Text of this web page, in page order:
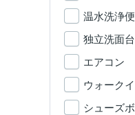
温水洗浄
独立洗面台
エアコン
ウォーク
シューズ